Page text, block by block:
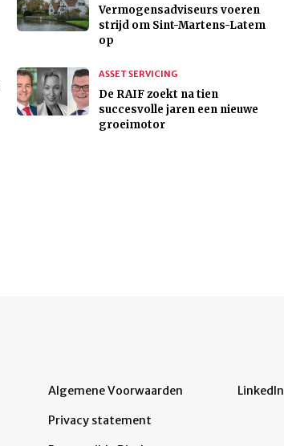
Vermogensadviseurs voeren
strijd om Sint-Martens-Latem
op
ASSET SERVICING
De RAIF zoekt na tien
succesvolle jaren een nieuwe
groeimotor
Algemene Voorwaarden
Privacy statement
LinkedIn